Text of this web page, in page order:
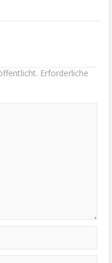
Erforderliche